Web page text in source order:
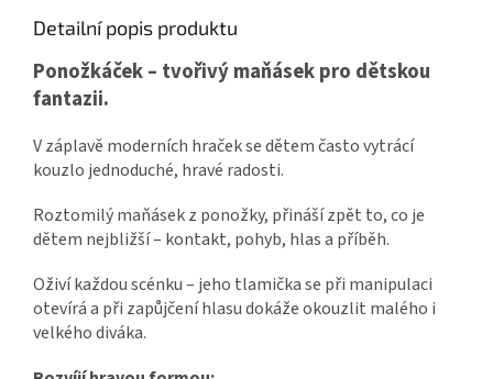
Detailní popis produktu
Ponožkáček – tvořivý maňásek pro dětskou
fantazii.
V záplavě moderních hraček se dětem často vytrácí
kouzlo jednoduché, hravé radosti.
Roztomilý maňásek z ponožky, přináší zpět to, co je
dětem nejbližší – kontakt, pohyb, hlas a příběh.
Oživí každou scénku – jeho tlamička se při manipulaci
otevírá a při zapůjčení hlasu dokáže okouzlit malého i
velkého diváka.